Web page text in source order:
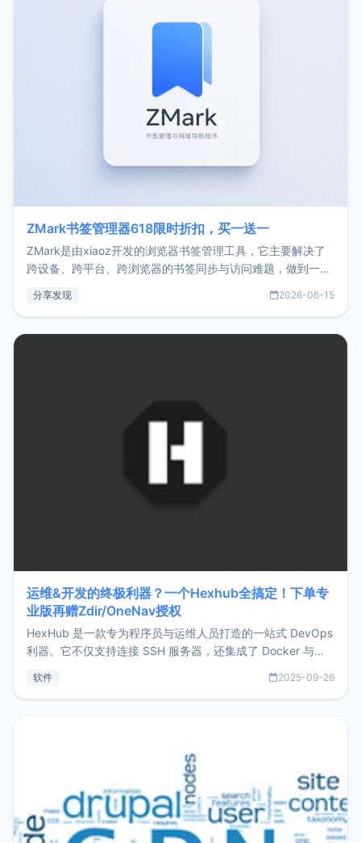
ZMark书签管理器618限时折扣，买一送一
ZMark是由xiaoz开发的浏览器书签管理工具，它主要解决了
跨设备、跨平台、跨浏览器的书签同步与访问难题，做到一处
用，让管理更高效。ZMark官网地址：
分享发现 2026-06-15
运维&开发的终极利器？一个Hexhub全搞定！下单专
业版再赠Zdir/OneNav授权
HexHub 是一款专为程序员与运维人员打造的一站式 DevOps
利器。它不仅支持连接 SSH 服务器，还集成了 Docker 与常
件间频繁切换，仅凭 HexHub 即可同时搞定运维与数据库操
软件 2025-09-26